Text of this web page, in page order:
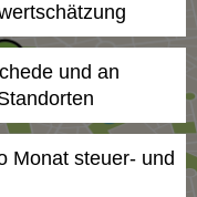
und an
Monat steuer- und